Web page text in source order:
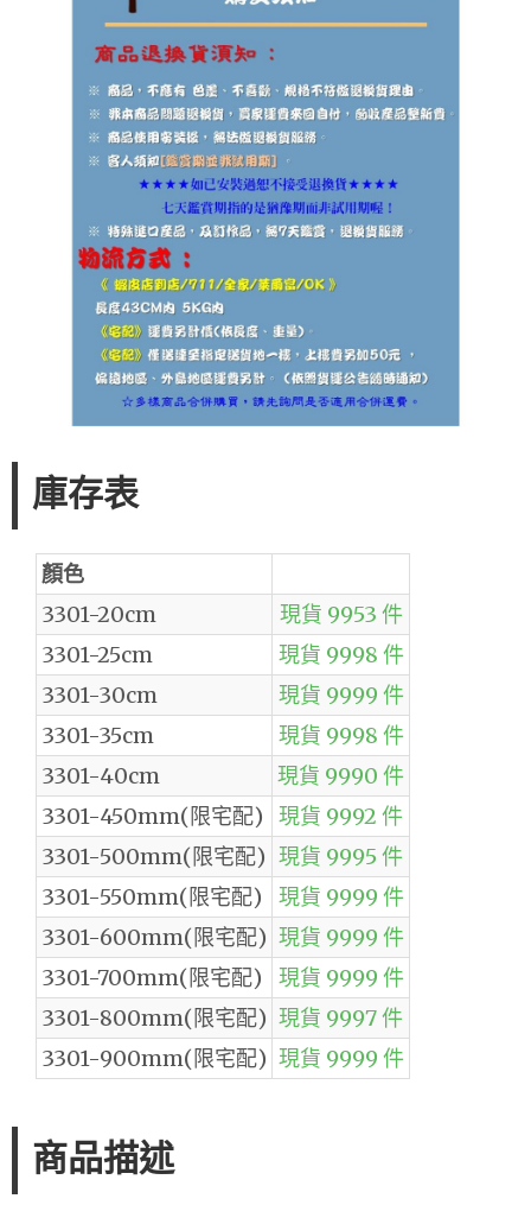
庫存表
顏色
3301-20cm
現貨 9953 件
3301-25cm
現貨 9998 件
3301-30cm
現貨 9999 件
3301-35cm
現貨 9998 件
3301-40cm
現貨 9990 件
3301-450mm(限宅配)
現貨 9992 件
3301-500mm(限宅配) 現貨 9995 件
3301-550mm(限宅配)
現貨 9999 件
3301-600mm(限宅配) 現貨 9999 件
3301-700mm(限宅配)
現貨 9999 件
3301-800mm(限宅配) 現貨 9997 件
3301-900mm(限宅配) 現貨 9999 件
商品描述